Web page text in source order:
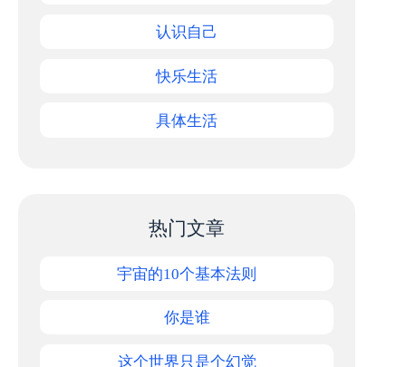
认识自己
快乐生活
具体生活
热门文章
宇宙的10个基本法则
你是谁
这个世界只是个幻觉